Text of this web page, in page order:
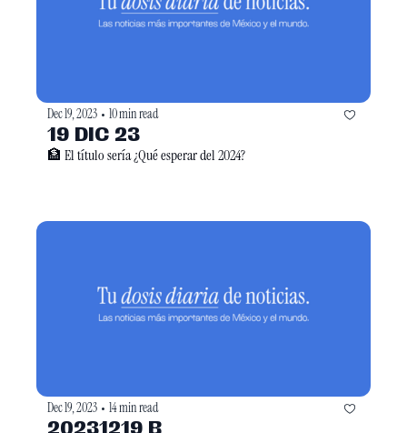
Dec 19, 2023 • 10 min read
19 DIC 23
🏦 El título sería ¿Qué esperar del 2024?
Dec 19, 2023 • 14 min read